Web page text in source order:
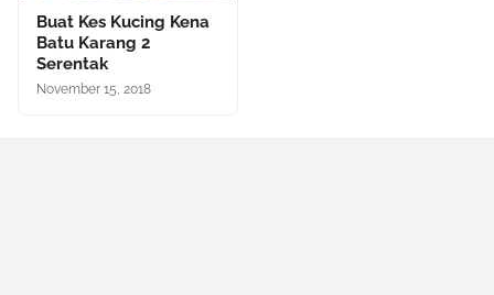
Buat Kes Kucing Kena
Batu Karang 2
Serentak
November 15, 2018